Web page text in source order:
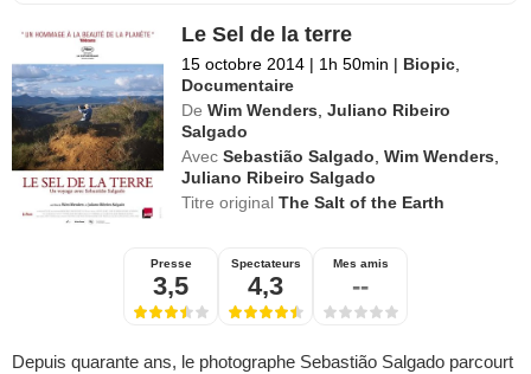
Le Sel de la terre
15 octobre 2014 | 1h 50min | Biopic
Documentaire
De Wim Wenders ,Juliano Ribeiro
Salgado
Avec Sebastião Salgado ,Wim Wenders
Juliano Ribeiro Salgado
Titre originalThe Salt of the Earth
Presse
3,5
Spectateurs
4,3
Mes amis
--
Depuis quarante ans, le photographe Sebastião Salgado parcourt